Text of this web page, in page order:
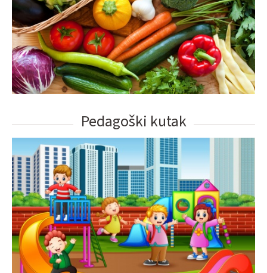
Pedagoški kutak